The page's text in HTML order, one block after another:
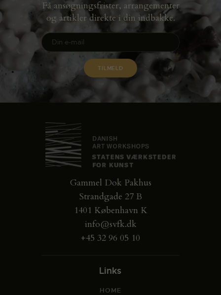
Få ansøgningsfrister, arrangementer
og artikler direkte i din indbakke.
Gammel Dok Pakhus
Strandgade 27 B
1401 København K
info@svfk.dk
+45 32 96 05 10
Links
HOME